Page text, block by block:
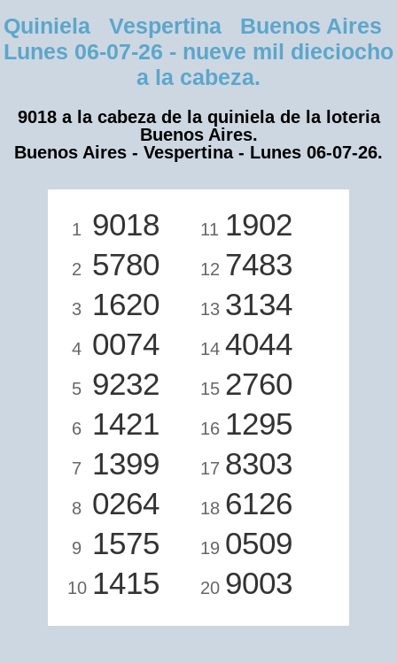
Quiniela Vespertina Buenos Aires
Lunes 06-07-26 - nueve mil dieciocho
a la cabeza.
9018 a la cabeza de la quiniela de la loteria
Buenos Aires.
Buenos Aires - Vespertina - Lunes 06-07-26.
1 9018
2 5780
3 1620
4 0074
5 9232
6 1421
7 1399
8 0264
9 1575
10 1415
11 1902
12 7483
13 3134
14 4044
15 2760
16 1295
17 8303
18 6126
19 0509
20 9003